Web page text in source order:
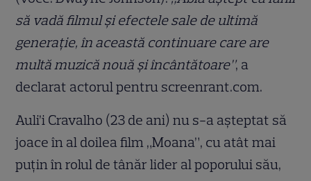
să vadă filmul și efectele sale de ultimă
generație, în această continuare care are
multă muzică nouă și încântătoare”, a
declarat actorul pentru screenrant.com.
Auli’i Cravalho (23 de ani) nu s-a așteptat să
joace în al doilea film „Moana”, cu atât mai
puțin în rolul de tânăr lider al poporului său,